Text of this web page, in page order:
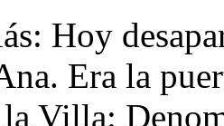
Hoy
Era la
Villa: